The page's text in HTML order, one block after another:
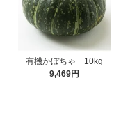
有機かぼちゃ 10kg
9,469円